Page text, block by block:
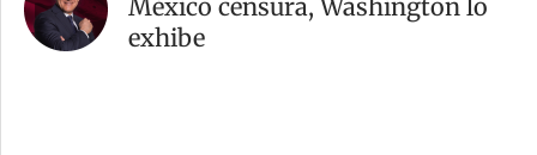
México censura, Washington lo
exhibe